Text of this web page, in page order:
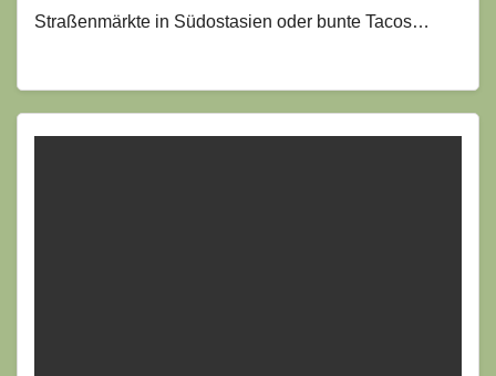
Straßenmärkte in Südostasien oder bunte Tacos…